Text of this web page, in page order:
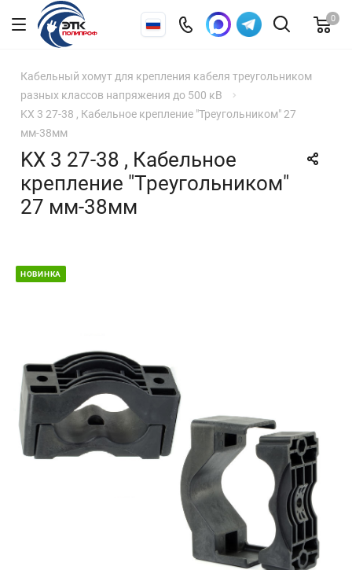
0
Кабельный хомут для крепления кабеля треугольником
разных классов напряжения до 500 кВ
KХ 3 27-38 , Кабельное крепление "Треугольником" 27
мм-38мм
KХ 3 27-38 , Кабельное
крепление "Треугольником"
27 мм-38мм
НОВИНКА